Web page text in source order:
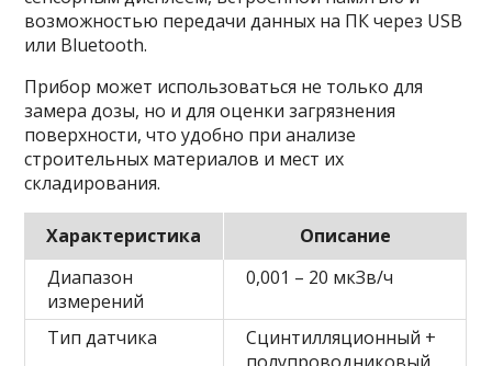
возможностью передачи данных на ПК через USB
или Bluetooth.
Прибор может использоваться не только для
замера дозы, но и для оценки загрязнения
поверхности, что удобно при анализе
строительных материалов и мест их
складирования.
Характеристика
Описание
Диапазон
измерений
0,001 – 20 мкЗв/ч
Тип датчика
Сцинтилляционный +